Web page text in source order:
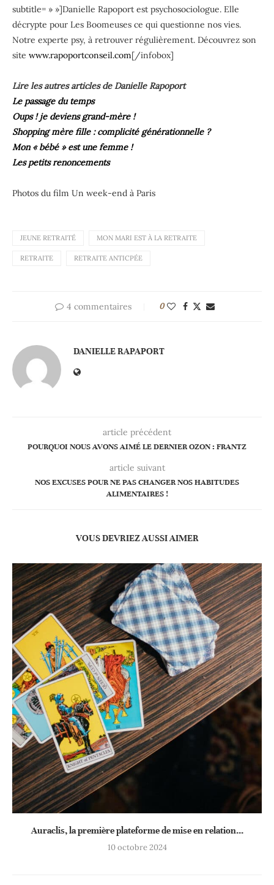
subtitle= » »]Danielle Rapoport est psychosociologue. Elle
décrypte pour Les Boomeuses ce qui questionne nos vies.
Notre experte psy, à retrouver régulièrement. Découvrez son
site www.rapoportconseil.com[/infobox]
Lire les autres articles de Danielle Rapoport
Le passage du temps
Oups ! je deviens grand-mère !
Shopping mère fille : complicité générationnelle ?
Mon « bébé » est une femme !
Les petits renoncements
Photos du film Un week-end à Paris
JEUNE RETRAITÉ MON MARI EST À LA RETRAITE
RETRAITE RETRAITE ANTICPÉE
4 commentaires 0
DANIELLE RAPAPORT
article précédent
POURQUOI NOUS AVONS AIMÉ LE DERNIER OZON : FRANTZ
article suivant
NOS EXCUSES POUR NE PAS CHANGER NOS HABITUDES
ALIMENTAIRES !
VOUS DEVRIEZ AUSSI AIMER
Auraclis, la première plateforme de mise en relation...
10 octobre 2024